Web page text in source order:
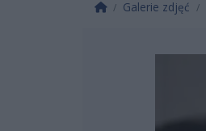
Strona główna
Galerie zdjęć